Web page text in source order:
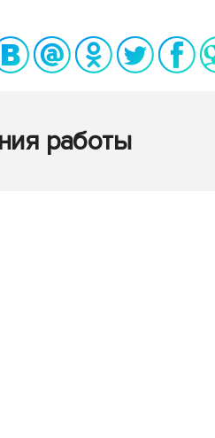
работы